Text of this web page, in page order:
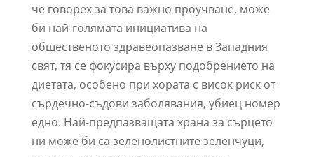
че говорех за това важно проучване, може
би най-голямата инициатива на
общественото здравеопазване в Западния
свят, тя се фокусира върху подобрението на
диетата, особено при хората с висок риск от
сърдечно-съдови заболявания, убиец номер
едно. Най-предпазващата храна за сърцето
ни може би са зеленолистните зеленчуци,